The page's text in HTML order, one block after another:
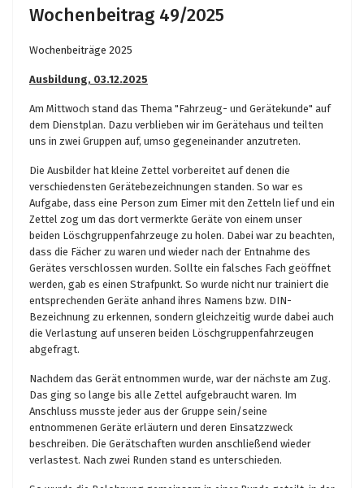
Wochenbeitrag 49/2025
Wochenbeiträge 2025
Ausbildung, 03.12.2025
Am Mittwoch stand das Thema "Fahrzeug- und Gerätekunde" auf
dem Dienstplan. Dazu verblieben wir im Gerätehaus und teilten
uns in zwei Gruppen auf, umso gegeneinander anzutreten.
Die Ausbilder hat kleine Zettel vorbereitet auf denen die
verschiedensten Gerätebezeichnungen standen. So war es
Aufgabe, dass eine Person zum Eimer mit den Zetteln lief und ein
Zettel zog um das dort vermerkte Geräte von einem unser
beiden Löschgruppenfahrzeuge zu holen. Dabei war zu beachten,
dass die Fächer zu waren und wieder nach der Entnahme des
Gerätes verschlossen wurden. Sollte ein falsches Fach geöffnet
werden, gab es einen Strafpunkt. So wurde nicht nur trainiert die
entsprechenden Geräte anhand ihres Namens bzw. DIN-
Bezeichnung zu erkennen, sondern gleichzeitig wurde dabei auch
die Verlastung auf unseren beiden Löschgruppenfahrzeugen
abgefragt.
Nachdem das Gerät entnommen wurde, war der nächste am Zug.
Das ging so lange bis alle Zettel aufgebraucht waren. Im
Anschluss musste jeder aus der Gruppe sein/seine
entnommenen Geräte erläutern und deren Einsatzzweck
beschreiben. Die Gerätschaften wurden anschließend wieder
verlastest. Nach zwei Runden stand es unterschieden.